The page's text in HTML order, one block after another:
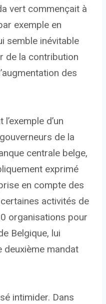
vert commençait à
exemple en
semble inévitable
de la contribution
des
d’un
de la
centrale belge,
exprimé
en compte des
activités de
organisations pour
Belgique, lui
deuxième mandat
intimider. Dans